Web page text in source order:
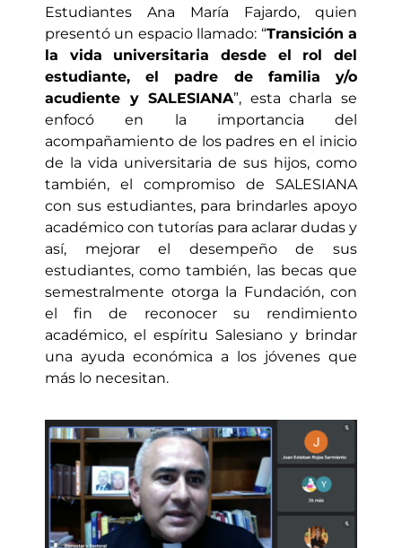
Estudiantes Ana María Fajardo, quien
presentó un espacio llamado: “Transición a
la vida universitaria desde el rol del
estudiante, el padre de familia y/o
acudiente y SALESIANA”, esta charla se
enfocó en la importancia del
acompañamiento de los padres en el inicio
de la vida universitaria de sus hijos, como
también, el compromiso de SALESIANA
con sus estudiantes, para brindarles apoyo
académico con tutorías para aclarar dudas y
así, mejorar el desempeño de sus
estudiantes, como también, las becas que
semestralmente otorga la Fundación, con
el fin de reconocer su rendimiento
académico, el espíritu Salesiano y brindar
una ayuda económica a los jóvenes que
más lo necesitan.